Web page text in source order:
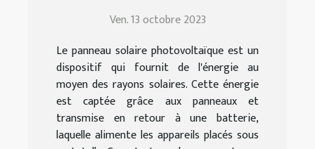
d'entretienVen. 13 octobre 2023
Le panneau solaire photovoltaïque est un
dispositif qui fournit de l'énergie au
moyen des rayons solaires. Cette énergie
est captée grâce aux panneaux et
transmise en retour à une batterie,
laquelle alimente les appareils placés sous